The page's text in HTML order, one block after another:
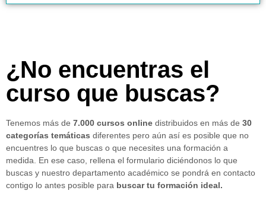
¿No encuentras el
curso que buscas?
Tenemos más de 7.000 cursos online distribuidos en más de 30
categorías temáticas diferentes pero aún así es posible que no
encuentres lo que buscas o que necesites una formación a
medida. En ese caso, rellena el formulario diciéndonos lo que
buscas y nuestro departamento académico se pondrá en contacto
contigo lo antes posible para buscar tu formación ideal.